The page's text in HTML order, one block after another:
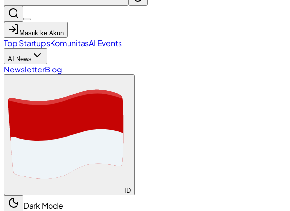
Masuk ke Akun
Top StartupsKomunitasAI Events
AI News
NewsletterBlog
ID
Dark Mode